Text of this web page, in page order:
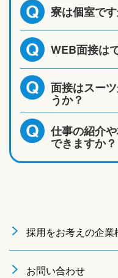
Q 寮は個室で
Q WEB面接は
Q 面接はスー
うか？
Q 仕事の紹介
できますか？
採用をお考えの企業
お問い合わせ